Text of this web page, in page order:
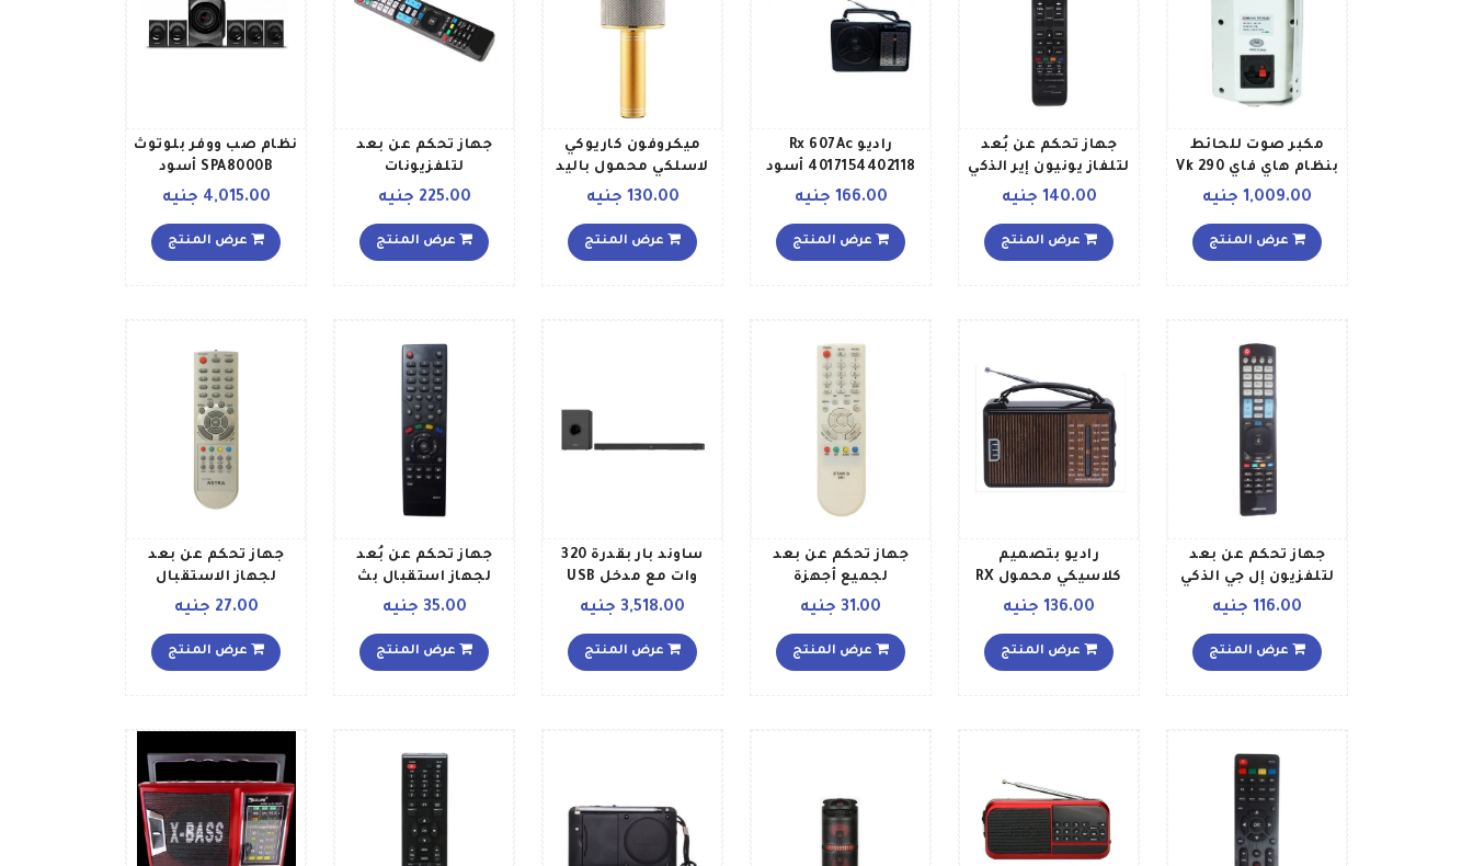
مكبر صوت للحائط
بنظام هاي فاي Vk 290
أوف وايت
1,009.00 جنيه
عرض المنتج
جهاز تحكم عن بُعد
لتلفاز يونيون إير الذكي
أسود أخضر أحمر
140.00 جنيه
عرض المنتج
راديو Rx 607Ac
4017154402118 أسود
166.00 جنيه
عرض المنتج
ميكروفون كاريوكي
لاسلكي محمول باليد
يعمل بتقنية البلوتوث
لمشغل KTV، بلون
130.00 جنيه
عرض المنتج
جهاز تحكم عن بعد
لتلفزيونات
بلازماLCDLEDثلاثية
l930 أسود أبيض أزرق
225.00 جنيه
عرض المنتج
نظام صب ووفر بلوتوث
SPA8000B أسود
4,015.00 جنيه
عرض المنتج
جهاز تحكم عن بعد
لتلفزيون إل جي الذكي
أسود رمادي
116.00 جنيه
عرض المنتج
راديو بتصميم
كلاسيكي محمول RX
608ACW بني
136.00 جنيه
عرض المنتج
جهاز تحكم عن بعد
لجميع أجهزة
الاستقبال الصينية
31.00 جنيه
عرض المنتج
ساوند بار بقدرة 320
وات مع مدخل USB
وبلوتوث Ts219 أسود
3,518.00 جنيه
عرض المنتج
جهاز تحكم عن بُعد
لجهاز استقبال بث
الأقمار الصناعية
kl128 أسود أخضر أحمر
35.00 جنيه
عرض المنتج
جهاز تحكم عن بعد
لجهاز الاستقبال
A90235 فضي
27.00 جنيه
عرض المنتج